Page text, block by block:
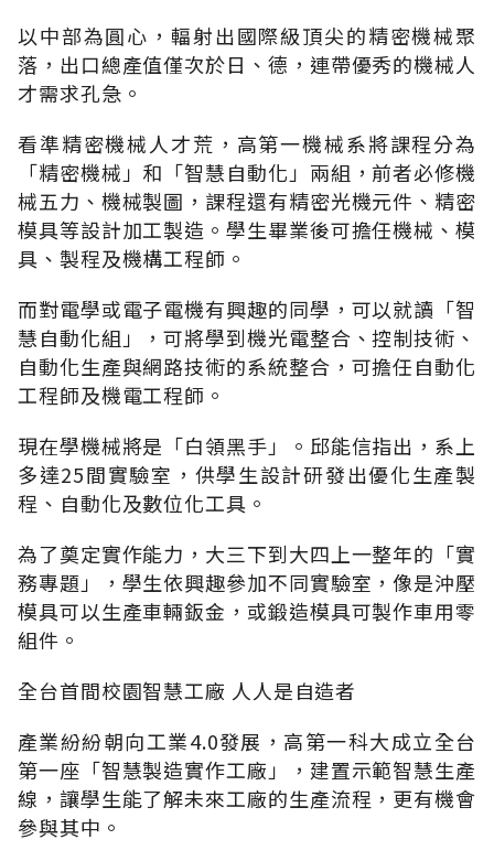
以中部為圓心，輻射出國際級頂尖的精密機械聚
落，出口總產值僅次於日、德，連帶優秀的機械人
才需求孔急。
看準精密機械人才荒，高第一機械系將課程分為
「精密機械」和「智慧自動化」兩組，前者必修機
械五力、機械製圖，課程還有精密光機元件、精密
模具等設計加工製造。學生畢業後可擔任機械、模
具、製程及機構工程師。
而對電學或電子電機有興趣的同學，可以就讀「智
慧自動化組」，可將學到機光電整合、控制技術、
自動化生產與網路技術的系統整合，可擔任自動化
工程師及機電工程師。
現在學機械將是「白領黑手」。邱能信指出，系上
多達25間實驗室，供學生設計研發出優化生產製
程、自動化及數位化工具。
為了奠定實作能力，大三下到大四上一整年的「實
務專題」，學生依興趣參加不同實驗室，像是沖壓
模具可以生產車輛鈑金，或鍛造模具可製作車用零
組件。
全台首間校園智慧工廠 人人是自造者
產業紛紛朝向工業4.0發展，高第一科大成立全台
第一座「智慧製造實作工廠」，建置示範智慧生產
線，讓學生能了解未來工廠的生產流程，更有機會
參與其中。